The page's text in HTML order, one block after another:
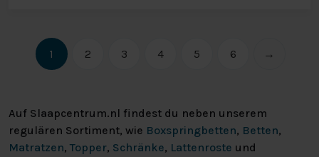
1 2 3 4 5 6 →
Auf Slaapcentrum.nl findest du neben unserem
regulären Sortiment, wie Boxspringbetten, Betten,
Matratzen, Topper, Schränke, Lattenroste und